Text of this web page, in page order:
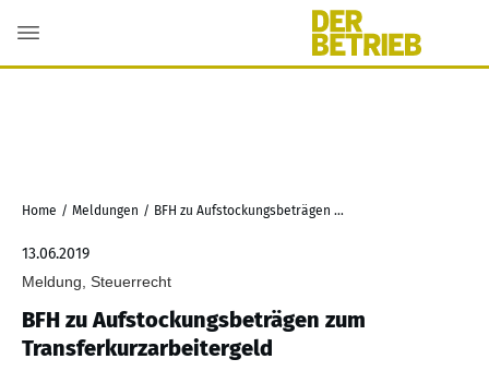
Home / Meldungen / BFH zu Aufstockungsbeträgen zum Transferkurzarbeitergeld
13.06.2019
Meldung, Steuerrecht
BFH zu Aufstockungsbeträgen zum
Transferkurzarbeitergeld